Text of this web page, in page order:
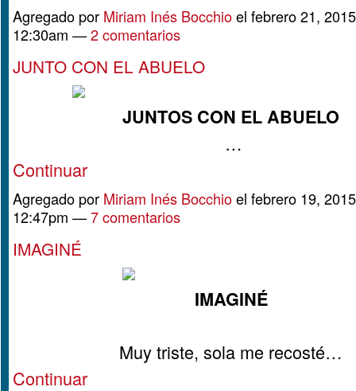
Agregado por Miriam Inés Bocchioel febrero 21,
12:30am —2 comentarios
JUNTO CON EL ABUELO
JUNTOS CON EL ABUELO
…
Continuar
Agregado por Miriam Inés Bocchioel febrero 19,
12:47pm —7 comentarios
IMAGINÉ
IMAGINÉ
Muy triste, sola me recosté…
Continuar